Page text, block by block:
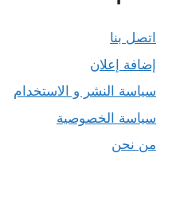
اتصل بنا
إضافة إعلان
سياسة النشر و الاستخدام
سياسة الخصوصية
من نحن